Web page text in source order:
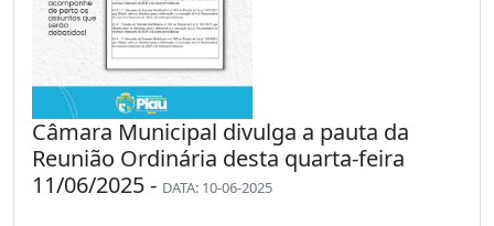
Câmara Municipal divulga a pauta da
Reunião Ordinária desta quarta-feira
11/06/2025 - DATA: 10-06-2025